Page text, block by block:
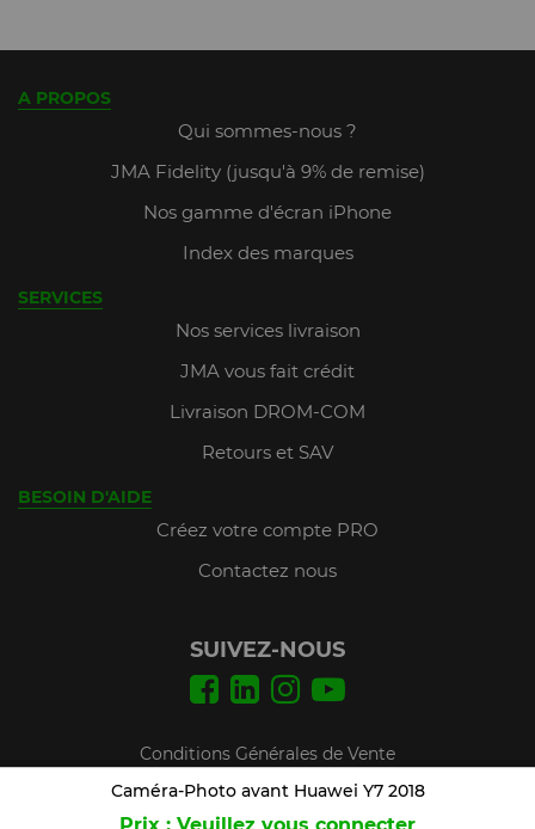
Caméra-Photo avant Huawei Y7 2018
A PROPOS
Qui sommes-nous ?
JMA Fidelity (jusqu'à 9% de remise)
Nos gamme d'écran iPhone
Index des marques
SERVICES
Nos services livraison
JMA vous fait crédit
Livraison DROM-COM
Retours et SAV
BESOIN D'AIDE
Créez votre compte PRO
Contactez nous
SUIVEZ-NOUS
Conditions Générales de Vente
Mentions légales